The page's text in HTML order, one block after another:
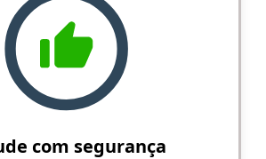
com segurança